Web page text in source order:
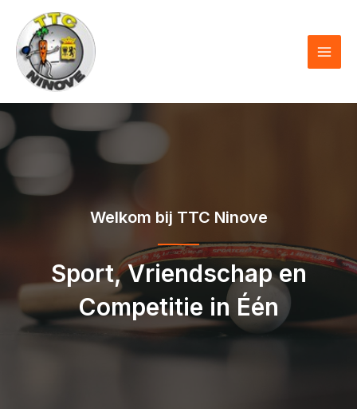
content
Welkom bij TTC Ninove
Sport, Vriendschap en
Competitie in Één